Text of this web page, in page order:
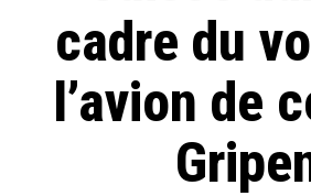
cadre du
l’avion de